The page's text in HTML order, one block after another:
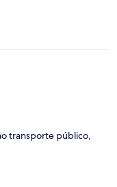
transporte público,